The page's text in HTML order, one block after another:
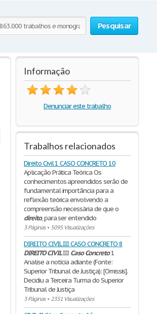
Pesquisar
Informação
Denunciar este trabalho
Trabalhos relacionados
Direito Civil 1 CASO CONCRETO 10
Aplicação Prática Teórica Os
conhecimentos apreendidos serão de
fundamental importância para a
reflexão teórica envolvendo a
compreensão necessária de que o
direito, para ser entendido
3 Páginas• 5095 Visualizações
DIREITO CIVIL III CASO CONCRETO 8
DIREITOCIVILIII Caso Concreto1
Analise a notícia adiante (Fonte:
Superior Tribunal de Justiça): [Omissis].
Decidiu a Terceira Turma do Superior
Tribunal de Justiça
3 Páginas• 2351 Visualizações